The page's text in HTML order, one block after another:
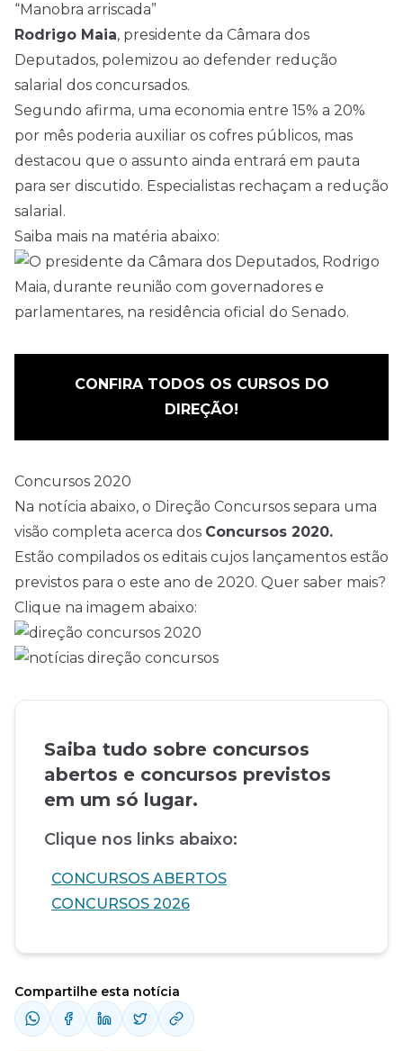
“Manobra arriscada”
Rodrigo Maia, presidente da Câmara dos
Deputados, polemizou ao defender redução
salarial dos concursados.
Segundo afirma, uma economia entre 15% a 20%
por mês poderia auxiliar os cofres públicos, mas
destacou que o assunto ainda entrará em pauta
para ser discutido. Especialistas rechaçam a redução
salarial.
Saiba mais na matéria abaixo:
CONFIRA TODOS OS CURSOS DO
DIREÇÃO!
Concursos 2020
Na notícia abaixo, o Direção Concursos separa uma
visão completa acerca dos Concursos 2020.
Estão compilados os editais cujos lançamentos estão
previstos para o este ano de 2020. Quer saber mais?
Clique na imagem abaixo:
Saiba tudo sobre concursos
abertos e concursos previstos
em um só lugar.
Clique nos links abaixo:
CONCURSOS ABERTOS
CONCURSOS 2026
Compartilhe esta notícia